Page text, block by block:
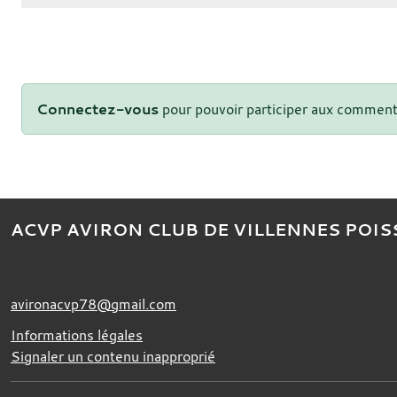
Connectez-vous pour pouvoir participer aux
ACVP AVIRON CLUB DE VILLENNES
avironacvp78@gmail.com
Informations légales
Signaler un contenu inapproprié